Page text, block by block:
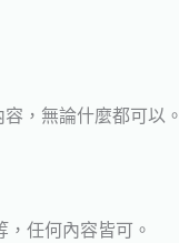
，無論什麼都可以。
任何內容皆可。